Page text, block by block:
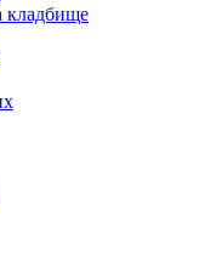
кладбище